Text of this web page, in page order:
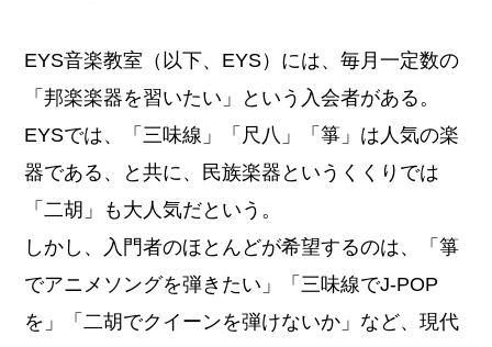
EYS音楽教室（以下、EYS）には、毎月一定数の
「邦楽楽器を習いたい」という入会者がある。
EYSでは、「三味線」「尺八」「箏」は人気の楽
器である、と共に、民族楽器というくくりでは
「二胡」も大人気だという。
しかし、入門者のほとんどが希望するのは、「箏
でアニメソングを弾きたい」「三味線でJ-POP
を」「二胡でクイーンを弾けないか」など、現代